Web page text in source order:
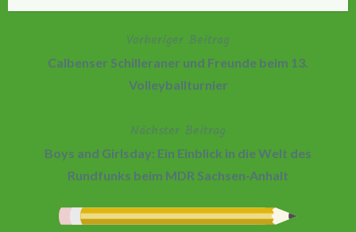
BeitragsnavigationVorheriger Beitrag
Calbenser Schilleraner und Freunde beim 13.
Volleyballturnier
Nächster Beitrag
Boys and Girlsday: Ein Einblick in die Welt des
Rundfunks beim MDR Sachsen-Anhalt